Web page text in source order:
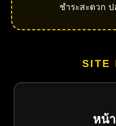
ชำระสะดวก
SITE
หน้